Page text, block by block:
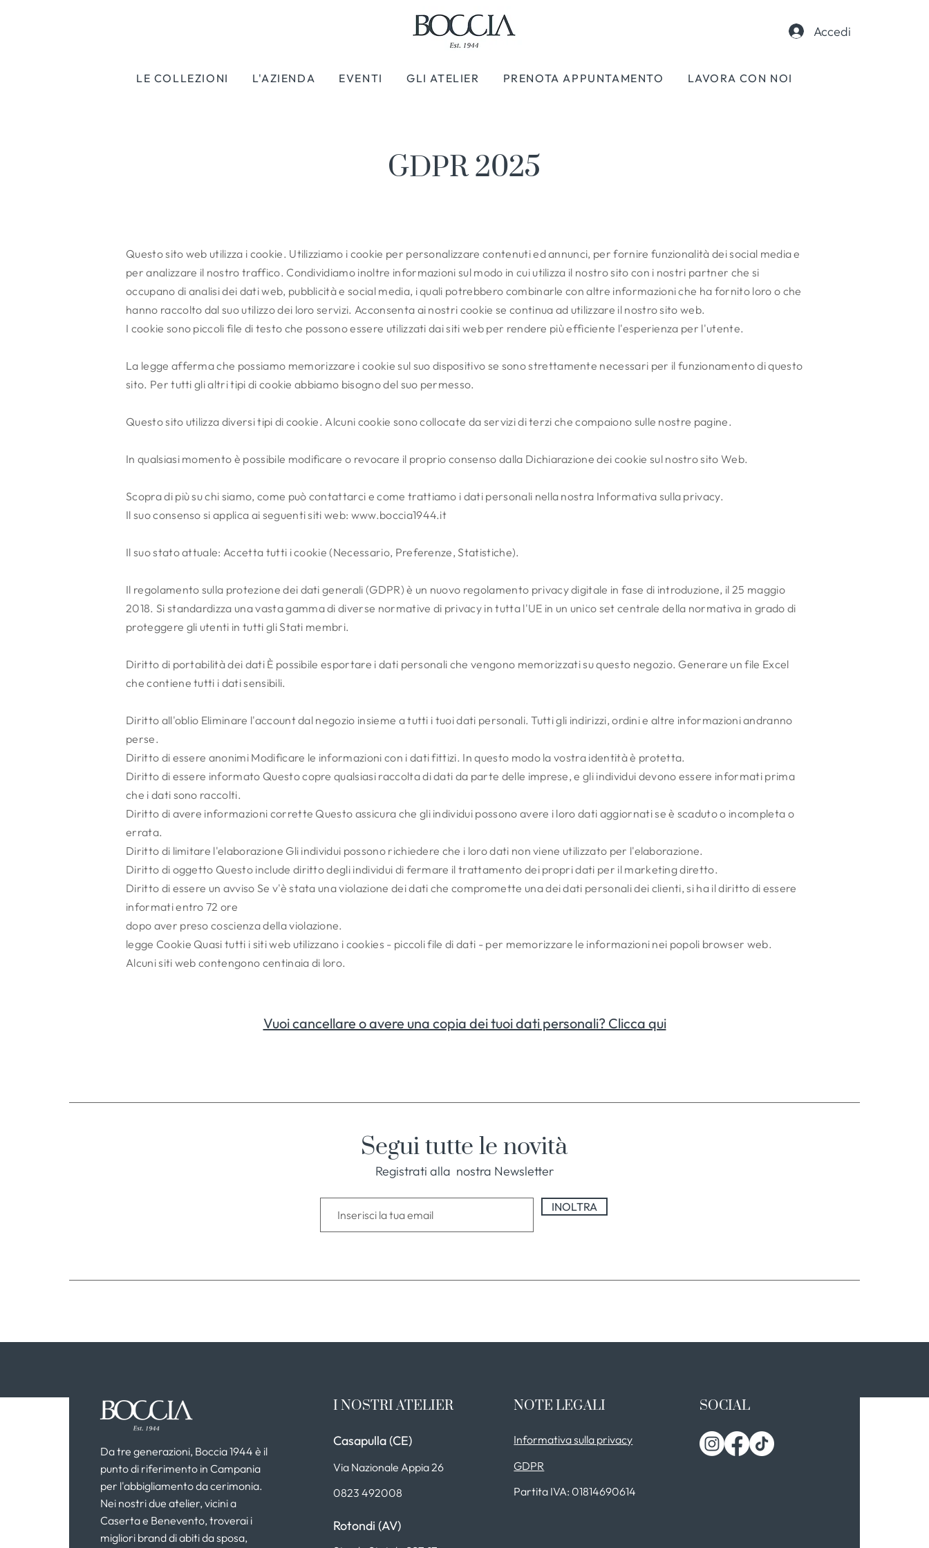
Accedi
LE COLLEZIONI L'AZIENDA EVENTI GLI ATELIER PRENOTA APPUNTAMENTO LAVORA CON NOI
GDPR 2025
Questo sito web utilizza i cookie. Utilizziamo i cookie per personalizzare contenuti ed annunci, per fornire funzionalità dei social media e
per analizzare il nostro traffico. Condividiamo inoltre informazioni sul modo in cui utilizza il nostro sito con i nostri partner che si
occupano di analisi dei dati web, pubblicità e social media, i quali potrebbero combinarle con altre informazioni che ha fornito loro o che
hanno raccolto dal suo utilizzo dei loro servizi. Acconsenta ai nostri cookie se continua ad utilizzare il nostro sito web.
I cookie sono piccoli file di testo che possono essere utilizzati dai siti web per rendere più efficiente l'esperienza per l'utente.
La legge afferma che possiamo memorizzare i cookie sul suo dispositivo se sono strettamente necessari per il funzionamento di questo
sito. Per tutti gli altri tipi di cookie abbiamo bisogno del suo permesso.
Questo sito utilizza diversi tipi di cookie. Alcuni cookie sono collocate da servizi di terzi che compaiono sulle nostre pagine.
In qualsiasi momento è possibile modificare o revocare il proprio consenso dalla Dichiarazione dei cookie sul nostro sito Web.
Scopra di più su chi siamo, come può contattarci e come trattiamo i dati personali nella nostra Informativa sulla privacy.
Il suo consenso si applica ai seguenti siti web: www.boccia1944.it
Il suo stato attuale: Accetta tutti i cookie (Necessario, Preferenze, Statistiche).
Il regolamento sulla protezione dei dati generali (GDPR) è un nuovo regolamento privacy digitale in fase di introduzione, il 25 maggio
2018. Si standardizza una vasta gamma di diverse normative di privacy in tutta l'UE in un unico set centrale della normativa in grado di
proteggere gli utenti in tutti gli Stati membri.
Diritto di portabilità dei dati È possibile esportare i dati personali che vengono memorizzati su questo negozio. Generare un file Excel
che contiene tutti i dati sensibili.
Diritto all'oblio Eliminare l'account dal negozio insieme a tutti i tuoi dati personali. Tutti gli indirizzi, ordini e altre informazioni andranno
perse.
Diritto di essere anonimi Modificare le informazioni con i dati fittizi. In questo modo la vostra identità è protetta.
Diritto di essere informato Questo copre qualsiasi raccolta di dati da parte delle imprese, e gli individui devono essere informati prima
che i dati sono raccolti.
Diritto di avere informazioni corrette Questo assicura che gli individui possono avere i loro dati aggiornati se è scaduto o incompleta o
errata.
Diritto di limitare l'elaborazione Gli individui possono richiedere che i loro dati non viene utilizzato per l'elaborazione.
Diritto di oggetto Questo include diritto degli individui di fermare il trattamento dei propri dati per il marketing diretto.
Diritto di essere un avviso Se v'è stata una violazione dei dati che compromette una dei dati personali dei clienti, si ha il diritto di essere
informati entro 72 ore
dopo aver preso coscienza della violazione.
legge Cookie Quasi tutti i siti web utilizzano i cookies - piccoli file di dati - per memorizzare le informazioni nei popoli browser web.
Alcuni siti web contengono centinaia di loro.
Vuoi cancellare o avere una copia dei tuoi dati personali? Clicca qui
Segui tutte le novità
Registrati alla nostra Newsletter
INOLTRA
Da tre generazioni, Boccia 1944 è il
punto di riferimento in Campania
per l'abbigliamento da cerimonia.
Nei nostri due atelier, vicini a
Caserta e Benevento, troverai i
migliori brand di abiti da sposa,
I NOSTRI ATELIER
Casapulla (CE)
Via Nazionale Appia 26
0823 492008
Rotondi (AV)
NOTE LEGALI
Informativa sulla privacy
GDPR
Partita IVA: 01814690614
SOCIAL